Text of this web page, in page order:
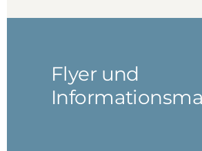
Flyer und